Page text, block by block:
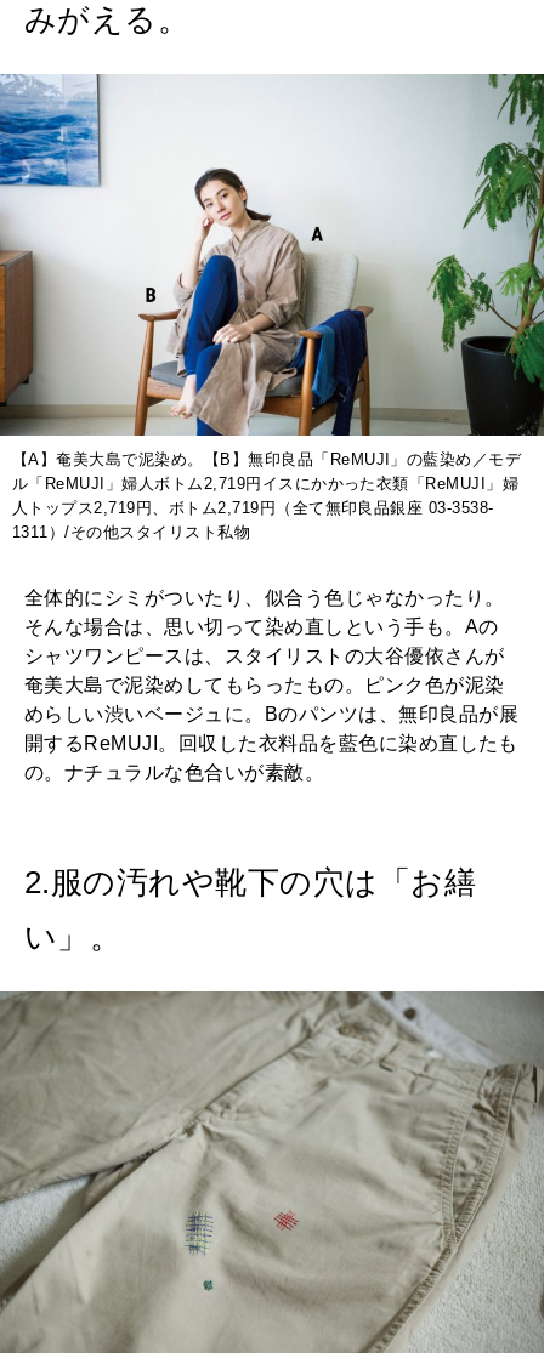
2026年6月号「大銀座 トレンドが生まれる 新しい一流店へ。」
2026年4月号「未来をつくる、学びの教科書。」
2026年3月号「スイーツ予想図 2026」
2026年2月号「良運を掴む 新・開運術。」
2026年1月号「猫がいれば、幸せ」
2025年12月号「お酒の新常識。」
FOLLOW US!
みがえる。
【A】奄美大島で泥染め。【B】無印良品「ReMUJI」の藍染め／モデ
ル「ReMUJI」婦人ボトム2,719円イスにかかった衣類「ReMUJI」婦
人トップス2,719円、ボトム2,719円（全て無印良品銀座 03-3538-
1311）/その他スタイリスト私物
全体的にシミがついたり、似合う色じゃなかったり。
そんな場合は、思い切って染め直しという手も。Aの
シャツワンピースは、スタイリストの大谷優依さんが
奄美大島で泥染めしてもらったもの。ピンク色が泥染
めらしい渋いベージュに。Bのパンツは、無印良品が展
開するReMUJI。回収した衣料品を藍色に染め直したも
の。ナチュラルな色合いが素敵。
2.服の汚れや靴下の穴は「お繕
い」。